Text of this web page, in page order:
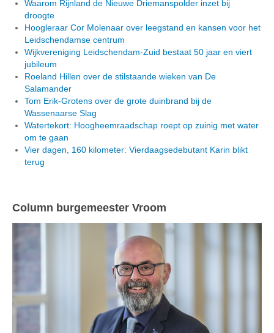
Waarom Rijnland de Nieuwe Driemanspolder inzet bij
droogte
Hoogleraar Cor Molenaar over leegstand en kansen voor het
Leidschendamse centrum
Wijkvereniging Leidschendam-Zuid bestaat 50 jaar en viert
jubileum
Roeland Hillen over de stilstaande wieken van De
Salamander
Tom Erik-Grotens over de grote duinbrand bij de
Wassenaarse Slag
Watertekort: Hoogheemraadschap roept op zuinig met water
om te gaan
Vier dagen, 160 kilometer: Vierdaagsedebutant Karin blikt
terug
Column burgemeester Vroom